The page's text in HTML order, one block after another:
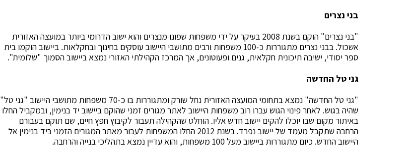
בני נצרים
"בני נצרים" הוקם בשנת 2008 בעיקר על ידי משפחות שפונו מנצרים והוא ישוב הדרומי ביותר במועצה האזורית
אשכול. בבני נצרים מתגוררות כ-100 משפחות ורבים מתושבי היישוב עוסקים בחינוך ובחקלאות. ביישוב הוקמו בית
ספר יסודי, ישיבה תיכונית חקלאית, גנים ופעוטונים, אך המרכז הקהילתי האזורי נמצא ביישוב הסמוך "שלומית".
גני טל החדשה
"גני טל החדשה" נמצא בתחומי המועצה האזורית נחל שורק ומתגוררות בו כ-70 משפחות מתושבי היישוב "גני טל"
שהיה בגוש. לאחר פינוי הגוש עברו רוב משפחות היישוב לאתר מגורים זמני שהוקם ביישוב יד בנימין, ובמקביל החלו
באיתור מקום שבו יוכלו להקים יישוב חדש אליו. הוחלט שהקהילה תעבור לקיבוץ חפץ חיים, שם תוקם בעבורם
הרחבה שתקבל מעמד של יישוב נפרד. בשנת 2012 החלו המשפחות לעבור מאתר המגורים הזמני ביד בנימין אל
היישוב החדש. כיום מתגוררות ביישוב מעל 100 משפחות, והוא עדיין נמצא בתהליכי בנייה והרחבה.